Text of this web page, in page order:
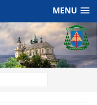
MENU